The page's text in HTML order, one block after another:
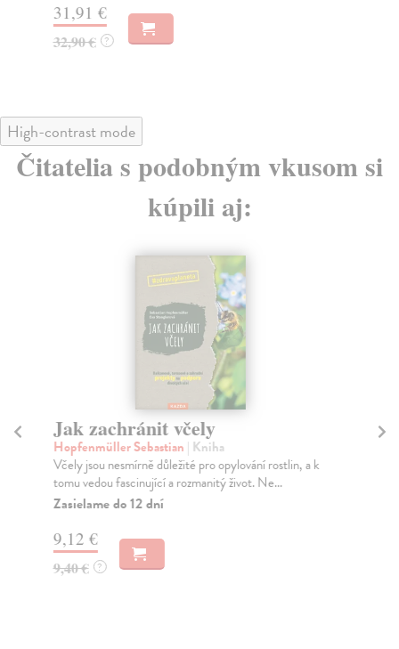
31,91 €
32,90 € ?
High-contrast mode
Čitatelia s podobným vkusom si
kúpili aj:
Jak zachránit včely
Hopfenmüller Sebastian | Kniha
Včely jsou nesmírně důležité pro opylování rostlin, a k
tomu vedou fascinující a rozmanitý život. Ne...
Zasielame do 12 dní
9,12 €
9,40 € ?